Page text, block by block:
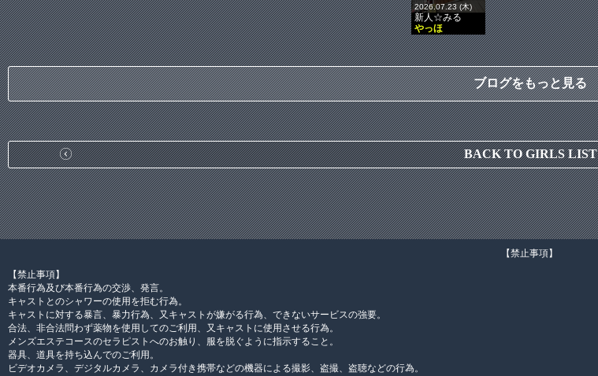
2026.07.23 (木)
新人☆みる
やっほ
ブログをもっと見る
BACK TO GIRLS LIST
【禁止事項】
【禁止事項】
本番行為及び本番行為の交渉、発言。
キャストとのシャワーの使用を拒む行為。
キャストに対する暴言、暴力行為、又キャストが嫌がる行為、できないサービスの強要。
合法、非合法問わず薬物を使用してのご利用、又キャストに使用させる行為。
メンズエステコースのセラピストへのお触り、服を脱ぐように指示すること。
器具、道具を持ち込んでのご利用。
ビデオカメラ、デジタルカメラ、カメラ付き携帯などの機器による撮影、盗撮、盗聴などの行為。